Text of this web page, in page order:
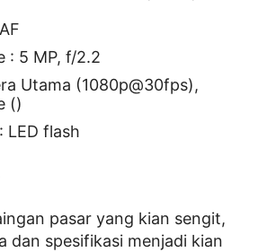
: 5 MP, f/2.2
Utama (1080p@30fps),
()
LED flash
pasar yang kian sengit,
dan spesifikasi menjadi kian